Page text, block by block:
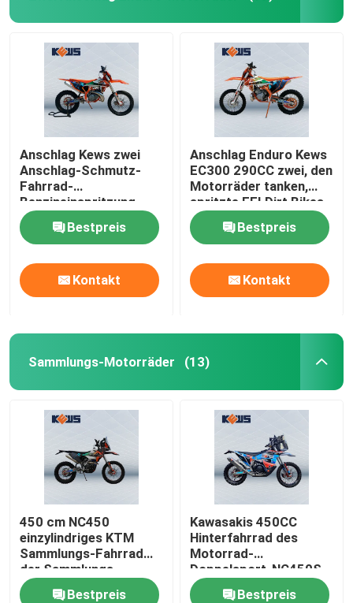
Anschlag Kews zwei
Anschlag-Schmutz-
Fahrrad-
Benzineinspritzung
Enduro-Motorrad-EFI
2
Bestpreis
Kontakt
Anschlag Enduro Kews
EC300 290CC zwei, den
Motorräder tanken,
spritzte EFI Dirt Bikes
ein
Bestpreis
Kontakt
Sammlungs-Motorräder (13)
450 cm NC450
einzylindriges KTM
Sammlungs-Fahrrad
der Sammlungs-
Motorrad-
Bestpreis
Kawasakis 450CC
Hinterfahrrad des
Motorrad-
Doppelsport-NC450S
450CC
Bestpreis